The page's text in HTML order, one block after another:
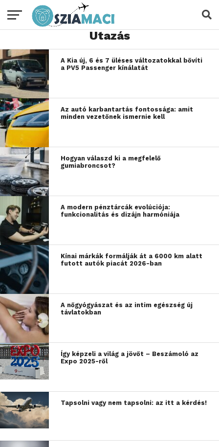
Utazás
A Kia új, 6 és 7 üléses változatokkal bővíti
a PV5 Passenger kínálatát
Az autó karbantartás fontossága: amit
minden vezetőnek ismernie kell
Hogyan válaszd ki a megfelelő
gumiabroncsot?
A modern pénztárcák evolúciója:
funkcionalitás és dizájn harmóniája
Kínai márkák formálják át a 6000 km alatt
futott autók piacát 2026-ban
A nőgyógyászat és az intim egészség új
távlatokban
Így képzeli a világ a jövőt – Beszámoló az
Expo 2025-ről
Tapsolni vagy nem tapsolni: az itt a kérdés!